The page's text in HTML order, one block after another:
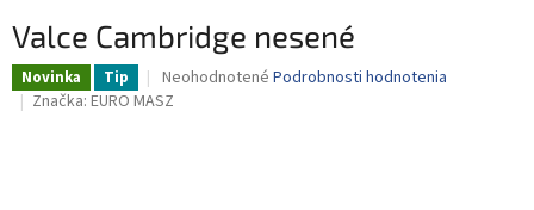
Valce Cambridge nesené
Novinka Tip
Priemerné
hodnotenie
Neohodnotené Podrobnosti hodnotenia
Značka: EURO MASZ